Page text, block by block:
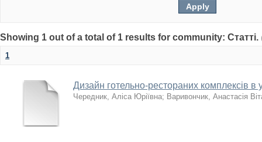
Showing 1 out of a total of 1 results for community: Статті.
1
Дизайн готельно-рестораних комплексів в
Чередник, Аліса Юріївна; Варивончик, Анастасія